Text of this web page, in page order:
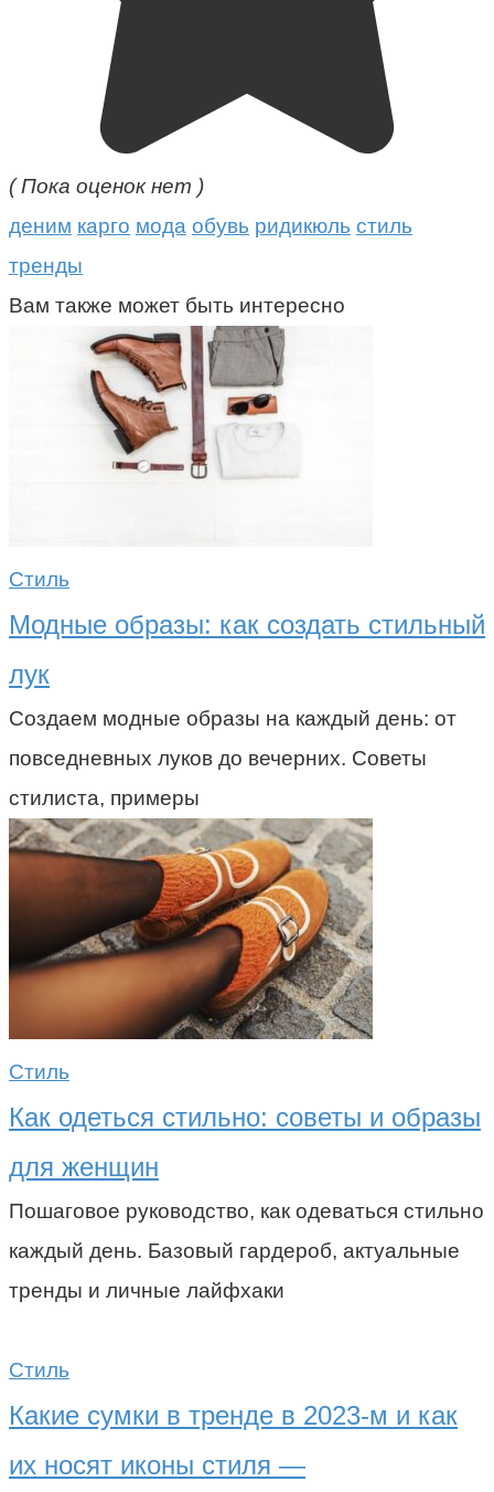
( Пока оценок нет )
деним карго мода обувь ридикюль стиль
тренды
Вам также может быть интересно
Стиль
Модные образы: как создать стильный
лук
Создаем модные образы на каждый день: от
повседневных луков до вечерних. Советы
стилиста, примеры
Стиль
Как одеться стильно: советы и образы
для женщин
Пошаговое руководство, как одеваться стильно
каждый день. Базовый гардероб, актуальные
тренды и личные лайфхаки
Стиль
Какие сумки в тренде в 2023-м и как
их носят иконы стиля —